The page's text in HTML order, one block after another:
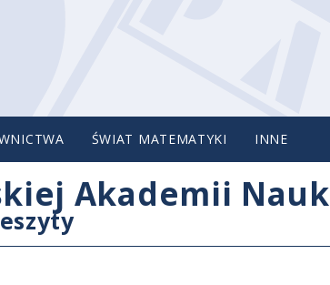
ŚWIAT MATEMATYKI INNE
Akademii Nauk